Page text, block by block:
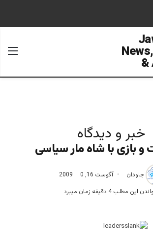
خبر و دیدگاه
و بازی با شاه مار سیاسی
جاودان آگوست 16, 2009
0
این مطلب 4 دقیقه زمان میبرد